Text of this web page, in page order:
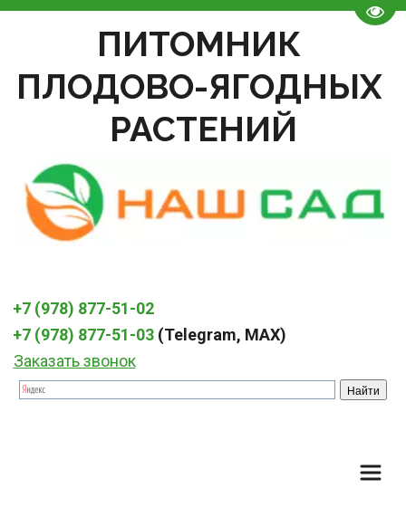
ПИТОМНИК
ПЛОДОВО-ЯГОДНЫХ
РАСТЕНИЙ
+7 (978) 877-51-02
+7 (978) 877-51-03 (Telegram, MAX)
Заказать звонок